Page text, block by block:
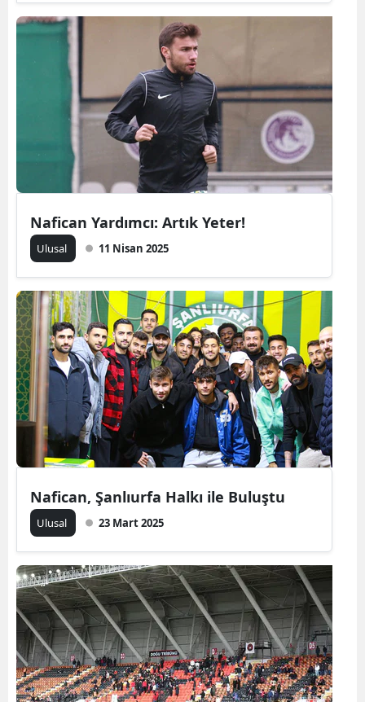
Nafican Yardımcı: Artık Yeter!
Ulusal 11 Nisan 2025
Nafican, Şanlıurfa Halkı ile Buluştu
Ulusal 23 Mart 2025